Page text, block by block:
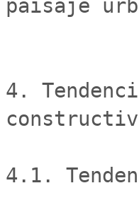
paisaje
4.
4.1.